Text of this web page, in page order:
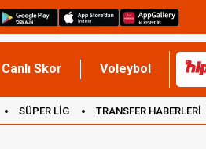
Canlı Skor Voleybol
SÜPER LİG TRANSFER HABERLERİ